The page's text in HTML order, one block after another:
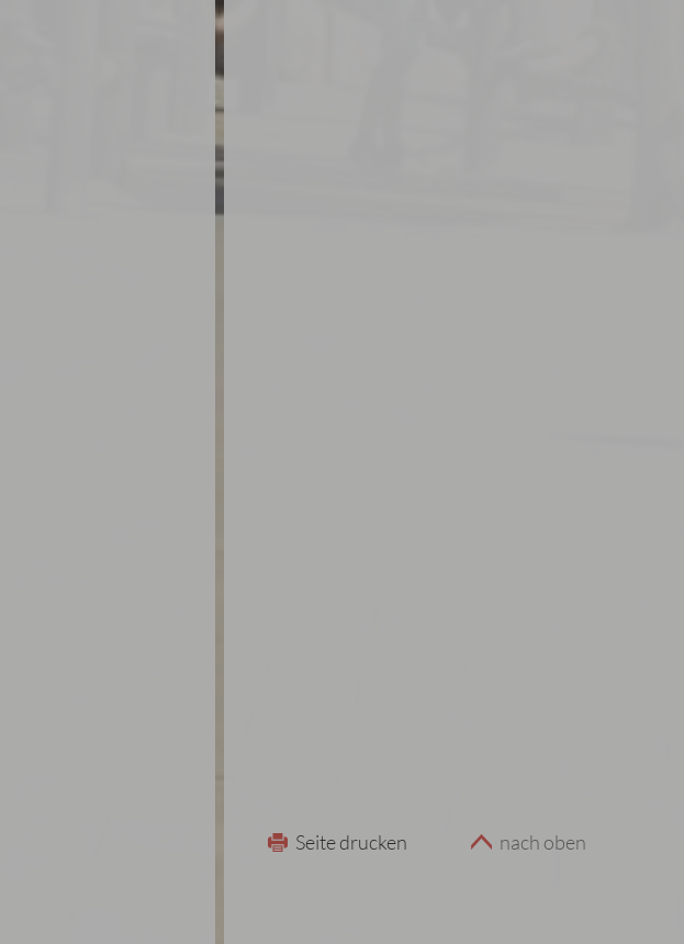
Seite drucken nach oben